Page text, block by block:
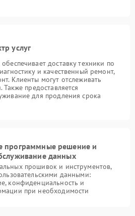
услуг
доставку техники по
и качественный ремонт,
Клиенты могут отслеживать
предоставляется
для продления срока
программные решение и
данных
прошивок и инструментов,
данными:
конфиденциальность и
при необходимости